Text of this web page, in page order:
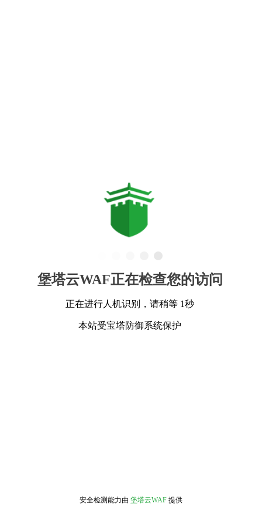
堡塔云WAF正在检查您的访问
正在进行人机识别，请稍等 1秒
本站受宝塔防御系统保护
安全检测能力由 堡塔云WAF 提供